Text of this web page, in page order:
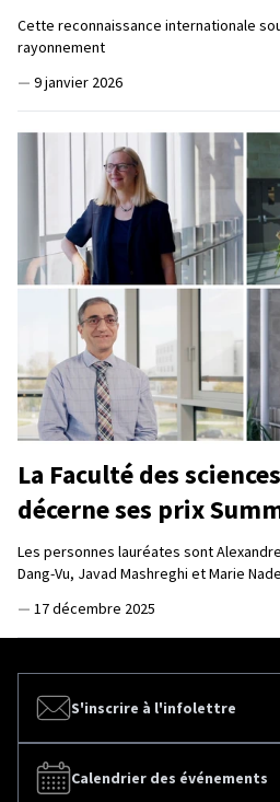
Cette reconnaissance internationale
rayonnement
— 9 janvier 2026
La Faculté des
décerne ses prix
Les personnes lauréates sont
Dang-Vu, Javad Mashreghi et Marie
— 17 décembre 2025
S'inscrire à l'infolettre
Calendrier des événements